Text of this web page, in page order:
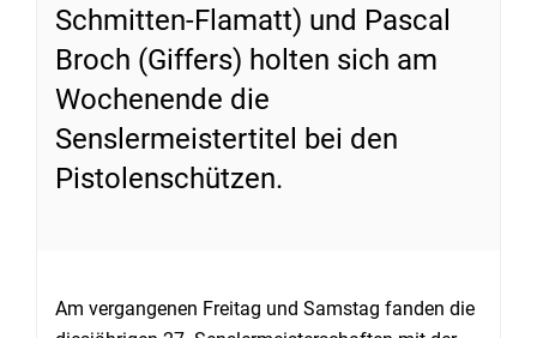
Schmitten-Flamatt) und Pascal
Broch (Giffers) holten sich am
Wochenende die
Senslermeistertitel bei den
Pistolenschützen.
Am vergangenen Freitag und Samstag fanden die